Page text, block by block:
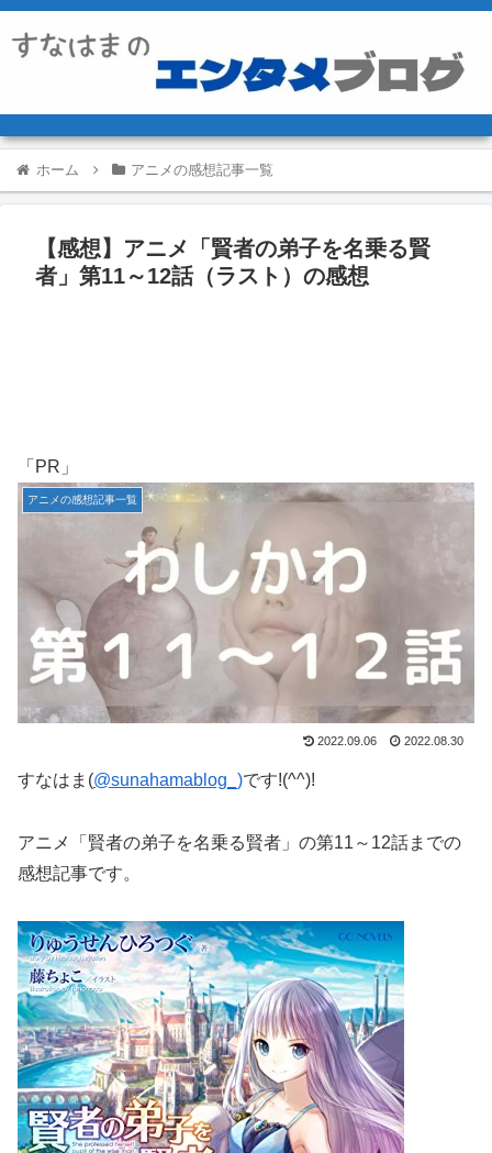
ホーム アニメの感想記事一覧
【感想】アニメ「賢者の弟子を名乗る賢
者」第11～12話（ラスト）の感想
「PR」
アニメの感想記事一覧
2022.09.06 2022.08.30
すなはま(@sunahamablog_)です!(^^)!
アニメ「賢者の弟子を名乗る賢者」の第11～12話までの
感想記事です。